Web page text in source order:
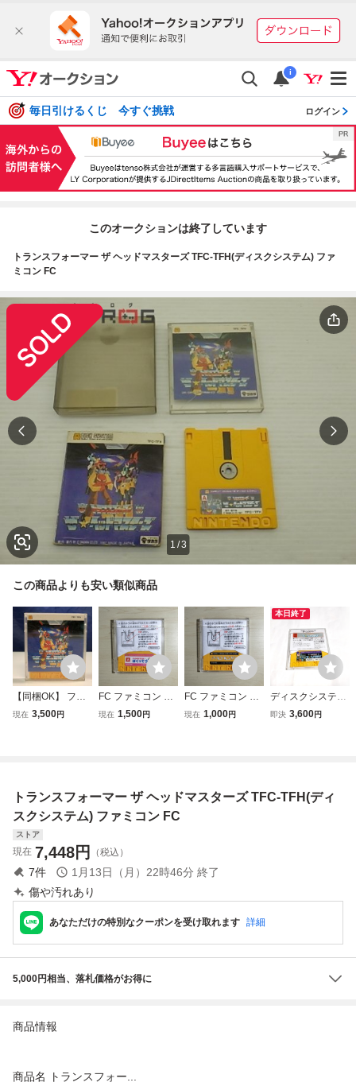
i
毎日引けるくじ 今すぐ挑戦 ログイン
このオークションは終了しています
トランスフォーマー ザ ヘッドマスターズ TFC-TFH(ディスクシステム) ファ
ミコン FC
1 /3
この商品よりも安い類似商品
【同梱OK】 ファ
ミコン ディスクシ
現在 3,500円
FC ファミコン デ
ィスクシステム デ
現在 1,500円
FC ファミコン デ
ィスクシステム デ
現在 1,000円
本日終了
ディスクシステ
ム：トランスフォ
即決 3,600円
トランスフォーマー ザ ヘッドマスターズ TFC-TFH(ディ
スクシステム) ファミコン FC
ストア
現在 7,448円 （税込）
7件 1月13日（月）22時46分 終了
傷や汚れあり
あなただけの特別なクーポンを受け取れます 詳細
5,000円相当、落札価格がお得に
商品情報
商品名 トランスフォー...